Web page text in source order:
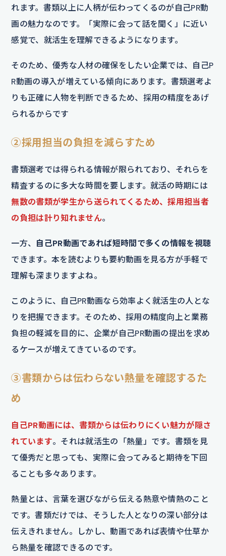
れます。書類以上に人柄が伝わってくるのが自己PR動
画の魅力なのです。「実際に会って話を聞く」に近い
感覚で、就活生を理解できるようになります。
そのため、優秀な人材の確保をしたい企業では、自己P
R動画の導入が増えている傾向にあります。書類選考よ
りも正確に人物を判断できるため、採用の精度をあげ
られるからです
②採用担当の負担を減らすため
書類選考では得られる情報が限られており、それらを
精査するのに多大な時間を要します。就活の時期には
無数の書類が学生から送られてくるため、採用担当者
の負担は計り知れません。
一方、 自己PR動画であれば短時間で多くの情報を視聴
できます。本を読むよりも要約動画を見る方が手軽で
理解も深まりますよね。
このように、自己PR動画なら効率よく就活生の人とな
りを把握できます。そのため、採用の精度向上と業務
負担の軽減を目的に、企業が自己PR動画の提出を求め
るケースが増えてきているのです。
③書類からは伝わらない熱量を確認するた
め
自己PR動画には、書類からは伝わりにくい魅力が隠さ
れています。それは就活生の「熱量」です。書類を見
て優秀だと思っても、実際に会ってみると期待を下回
ることも多々あります。
熱量とは、言葉を選びながら伝える熱意や情熱のこと
です。書類だけでは、そうした人となりの深い部分は
伝えきれません。しかし、動画であれば表情や仕草か
ら熱量を確認できるのです。